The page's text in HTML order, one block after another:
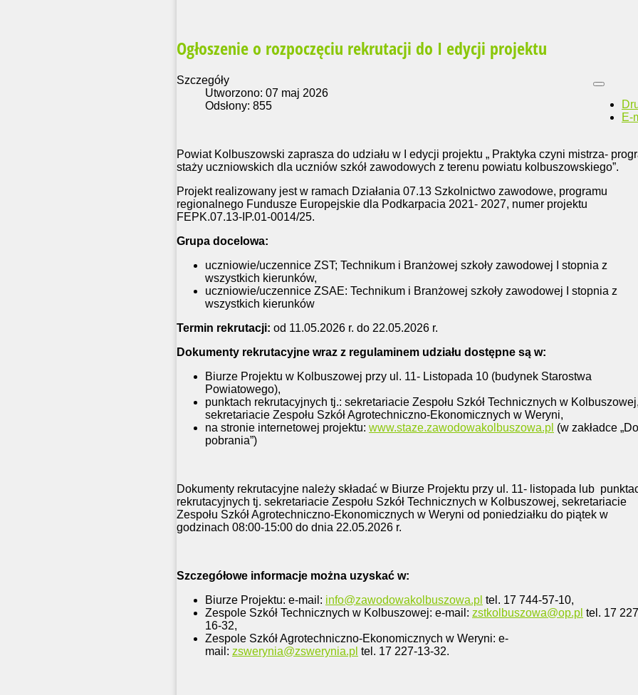
Ogłoszenie o rozpoczęciu rekrutacji do I edycji projektu
E-
Szczegóły
Utworzono: 07 maj 2026
Odsłony: 855
Powiat Kolbuszowski zaprasza do udziału w I edycji projektu „ Praktyka czyni mistrza-
staży uczniowskich dla uczniów szkół zawodowych z terenu powiatu kolbuszowskiego”.
Projekt realizowany jest w ramach Działania 07.13 Szkolnictwo zawodowe, programu
regionalnego Fundusze Europejskie dla Podkarpacia 2021- 2027, numer projektu
FEPK.07.13-IP.01-0014/25.
Grupa docelowa:
uczniowie/uczennice ZST; Technikum i Branżowej szkoły zawodowej I stopnia z
wszystkich kierunków,
uczniowie/uczennice ZSAE: Technikum i Branżowej szkoły zawodowej I stopnia z
wszystkich kierunków
Termin rekrutacji: od 11.05.2026 r. do 22.05.2026 r.
Dokumenty rekrutacyjne wraz z regulaminem udziału dostępne są w:
Biurze Projektu w Kolbuszowej przy ul. 11- Listopada 10 (budynek Starostwa
Powiatowego),
punktach rekrutacyjnych tj.: sekretariacie Zespołu Szkół Technicznych w Kolbuszowej,
sekretariacie Zespołu Szkół Agrotechniczno-Ekonomicznych w Weryni,
na stronie internetowej projektu: www.staze.zawodowakolbuszowa.pl (w zakładce „Do
pobrania”)
Dokumenty rekrutacyjne należy składać w Biurze Projektu przy ul. 11- listopada lub
rekrutacyjnych tj. sekretariacie Zespołu Szkół Technicznych w Kolbuszowej, sekretariacie
Zespołu Szkół Agrotechniczno-Ekonomicznych w Weryni od poniedziałku do piątek w
godzinach 08:00-15:00 do dnia 22.05.2026 r.
Szczegółowe informacje można uzyskać w:
Biurze Projektu: e-mail: info@zawodowakolbuszowa.pl tel. 17 744-57-10,
Zespole Szkół Technicznych w Kolbuszowej: e-mail: zstkolbuszowa@op.pl tel. 17
16-32,
Zespole Szkół Agrotechniczno-Ekonomicznych w Weryni: e-
mail: zswerynia@zswerynia.pl tel. 17 227-13-32.